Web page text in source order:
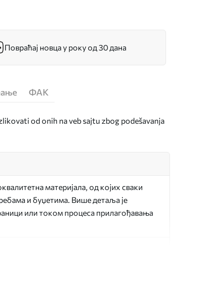
Повраћај новца у року од 30 дана
ФАК
od onih na veb sajtu zbog podešavanja
материјала, од којих сваки
и буџетима. Више детаља је
или током процеса прилагођавања